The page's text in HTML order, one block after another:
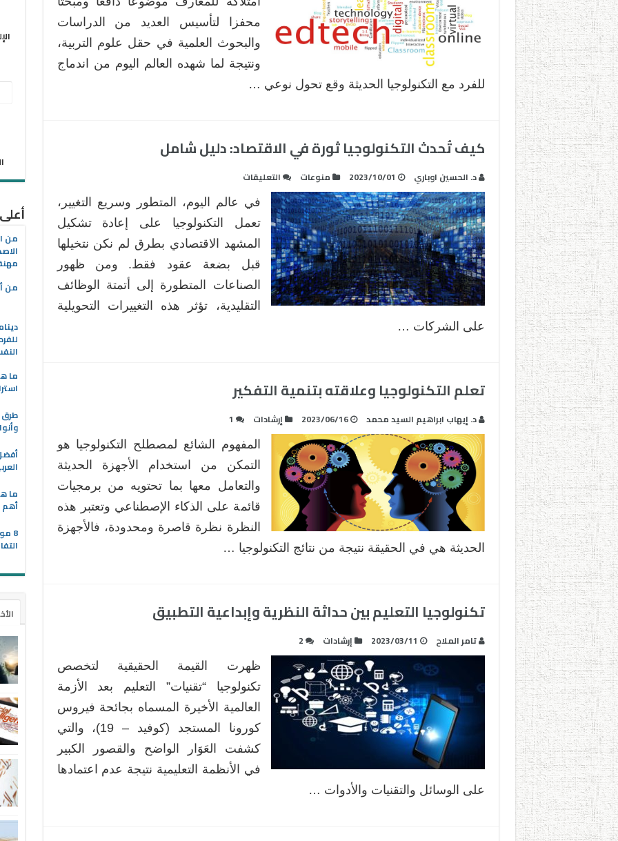
معلم
وإبداعية
متعلم
مغلقة
محفزا لتأسيس العديد من الدراسات
والبحوث العلمية في حقل علوم التربية،
ونتيجة لما شهده العالم اليوم من اندماج
للفرد مع التكنولوجيا الحديثة وقع تحول نوعي …
كيف تُحدث التكنولوجيا ثورة في الاقتصاد: دليل شامل
د. الحسين اوباري 2023/10/01 منوعات التعليقات
تُحدث
التكنولوجيا
ثورة
في
الاقتصاد:
دليل
شامل
في عالم اليوم، المتطور وسريع التغيير،
تعمل التكنولوجيا على إعادة تشكيل
المشهد الاقتصادي بطرق لم نكن نتخيلها
قبل بضعة عقود فقط. ومن ظهور
الصناعات المتطورة إلى أتمتة الوظائف
التقليدية، تؤثر هذه التغييرات التحويلية
على الشركات …
تعلم التكنولوجيا وعلاقته بتنمية التفكير
د. إيهاب ابراهيم السيد محمد 2023/06/16 إرشادات 1
المفهوم الشائع لمصطلح التكنولوجيا هو
التمكن من استخدام الأجهزة الحديثة
والتعامل معها بما تحتويه من برمجيات
قائمة على الذكاء الإصطناعي وتعتبر هذه
النظرة نظرة قاصرة ومحدودة، فالأجهزة
الحديثة هي في الحقيقة نتيجة من نتائج التكنولوجيا …
تكنولوجيا التعليم بين حداثة النظرية وإبداعية التطبيق
تامر الملاح 2023/03/11 إرشادات 2
ظهرت القيمة الحقيقية لتخصص
تكنولوجيا “تقنيات” التعليم بعد الأزمة
العالمية الأخيرة المسماه بجائحة فيروس
كورونا المستجد (كوفيد – 19)، والتي
كشفت العَوَار الواضح والقصور الكبير
في الأنظمة التعليمية نتيجة عدم اعتمادها
على الوسائل والتقنيات والأدوات …
من
من
ما
طرق
ما
أهم
8